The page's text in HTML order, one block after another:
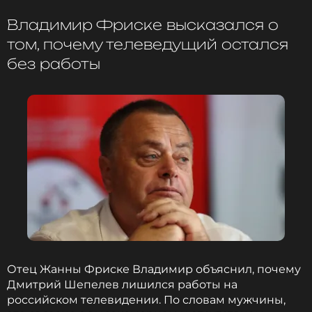
сын Платон. Сейчас ему уже 11 лет. После смерти
артистки мальчик живет с отцом. Телеведущий не
позволяет Платону видеться с родственниками
бывшей возлюбленной.
Фото: Сергей Карпухин/ТАСС
Читайте нас в ВКонтакте, чтобы
оставаться в курсе событий
ПОДПИСАТЬСЯ
ССЫЛКА
Владимир Фриске высказался о
том, почему телеведущий остался
без работы
Отец Жанны Фриске Владимир объяснил, почему
Дмитрий Шепелев лишился работы на
российском телевидении. По словам мужчины,